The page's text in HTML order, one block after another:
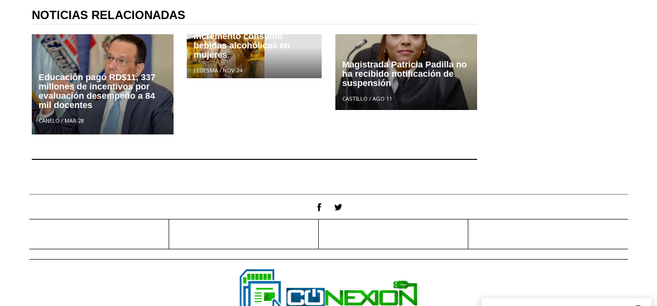
NOTICIAS RELACIONADAS
Educación pagó RD$11, 337
millones de incentivos por
evaluación desempeño a 84
mil docentes
CANELO / MAR 28
Expertos analizan
incremento consumo
bebidas alcohólicas en
mujeres
LEDESMA/NOV 24
Magistrada Patricia Padilla no
ha recibido notificación de
suspensión
CASTILLO /AGO 11